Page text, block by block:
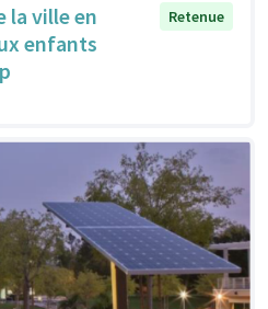
la ville en
enfants
Retenue